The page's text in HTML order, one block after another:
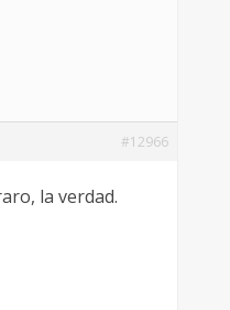
#12966
la verdad.